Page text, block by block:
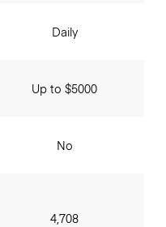
Daily
Up to $5000
No
4,708